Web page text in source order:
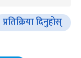
प्रतिक्रिया दिनुहोस्